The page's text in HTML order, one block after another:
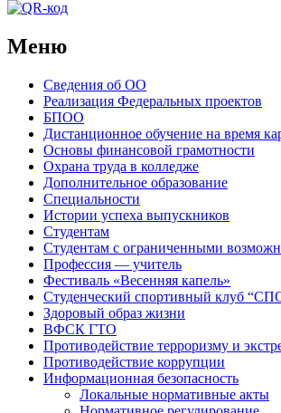
Меню
Сведения об ОО
Реализация Федеральных проектов
БПОО
Дистанционное обучение на время
Основы финансовой грамотности
Охрана труда в колледже
Дополнительное образование
Специальности
Истории успеха выпускников
Студентам
Студентам с ограниченными
Профессия — учитель
Фестиваль «Весенняя капель»
Студенческий спортивный клуб
Здоровый образ жизни
ВФСК ГТО
Противодействие терроризму и
Противодействие коррупции
Информационная безопасность
Локальные нормативные акты